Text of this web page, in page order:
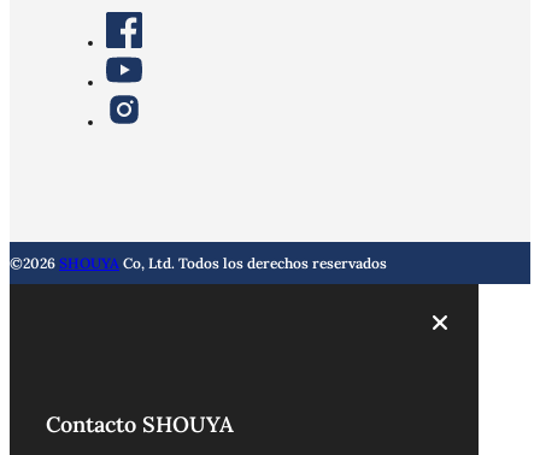
©2026 SHOUYA Co, Ltd. Todos los derechos reservados
Contacto SHOUYA